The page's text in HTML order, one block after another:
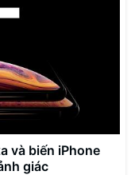
và biến iPhone
giác